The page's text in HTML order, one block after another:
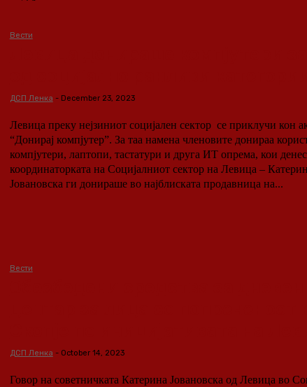
Вести
ДСП Ленка - December 23, 2023
Левица преку нејзиниот социјален сектор се приклучи кон
“Донирај компјутер”. За таа намена членовите донираа користени
компјутери, лаптопи, тастатури и друга ИТ опрема, кои денес
координаторката на Социјалниот сектор на Левица –
Јовановска ги донираше во најблиската продавница на...
Вести
ДСП Ленка - October 14, 2023
Говор на советничката Катерина Јовановска од Левица во